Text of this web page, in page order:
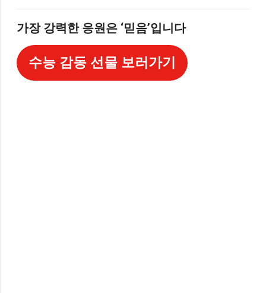
가장 강력한 응원은 ‘믿음’입니다
수능 감동 선물 보러가기